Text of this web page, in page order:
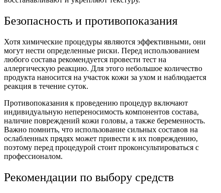
Безопасность и противопоказания
Хотя химические процедуры являются эффективными, они
могут нести определенные риски. Перед использованием
любого состава рекомендуется провести тест на
аллергическую реакцию. Для этого небольшое количество
продукта наносится на участок кожи за ухом и наблюдается
реакция в течение суток.
Противопоказания к проведению процедур включают
индивидуальную непереносимость компонентов состава,
наличие повреждений кожи головы, а также беременность.
Важно помнить, что использование сильных составов на
ослабленных прядях может привести к их повреждению,
поэтому перед процедурой стоит проконсультироваться с
профессионалом.
Рекомендации по выбору средств